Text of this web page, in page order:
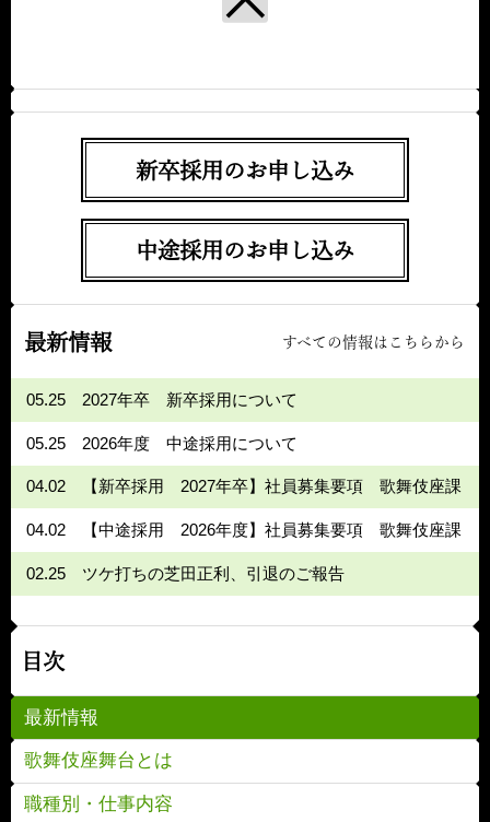
新卒採用のお申し込み
中途採用のお申し込み
最新情報 すべての情報はこちらから
05.25 2027年卒 新卒採用について
05.25 2026年度 中途採用について
04.02 【新卒採用 2027年卒】社員募集要項 歌舞伎座課
04.02 【中途採用 2026年度】社員募集要項 歌舞伎座課
02.25 ツケ打ちの芝田正利、引退のご報告
目次
最新情報
歌舞伎座舞台とは
職種別・仕事内容